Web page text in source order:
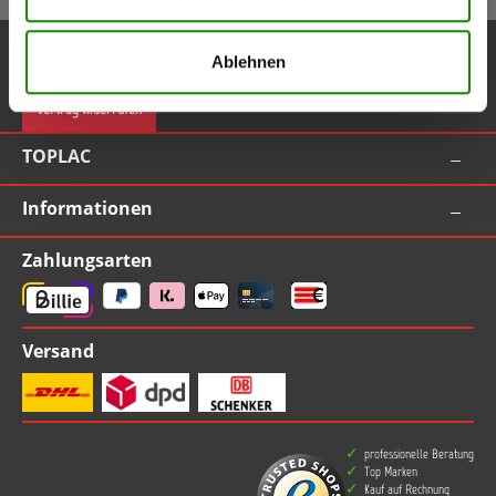
Ablehnen
Service-Hotline
Vertrag widerrufen
TOPLAC
Informationen
Zahlungsarten
Versand
professionelle Beratung
Top Marken
Kauf auf Rechnung